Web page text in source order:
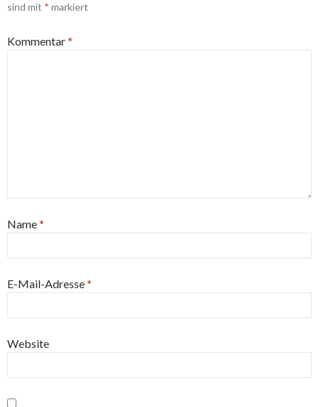
sind mit * markiert
Kommentar*
Name*
E-Mail-Adresse*
Website